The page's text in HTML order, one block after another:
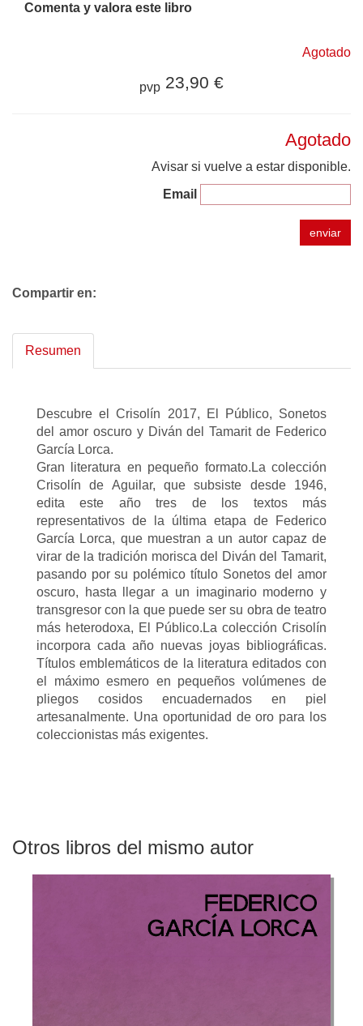
Comenta y valora este libro
Agotado
pvp 23,90 €
Agotado
Avisar si vuelve a estar disponible.
Email
enviar
Compartir en:
Resumen
Descubre el Crisolín 2017, El Público, Sonetos
del amor oscuro y Diván del Tamarit de Federico
García Lorca.
Gran literatura en pequeño formato.La colección
Crisolín de Aguilar, que subsiste desde 1946,
edita este año tres de los textos más
representativos de la última etapa de Federico
García Lorca, que muestran a un autor capaz de
virar de la tradición morisca del Diván del Tamarit,
pasando por su polémico título Sonetos del amor
oscuro, hasta llegar a un imaginario moderno y
transgresor con la que puede ser su obra de teatro
más heterodoxa, El Público.La colección Crisolín
incorpora cada año nuevas joyas bibliográficas.
Títulos emblemáticos de la literatura editados con
el máximo esmero en pequeños volúmenes de
pliegos cosidos encuadernados en piel
artesanalmente. Una oportunidad de oro para los
coleccionistas más exigentes.
Otros libros del mismo autor